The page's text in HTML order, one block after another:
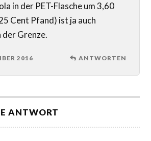
in der PET-Flasche um 3,60
Cent Pfand) ist ja auch
der Grenze.
2016 ANTWORTEN
ANTWORT